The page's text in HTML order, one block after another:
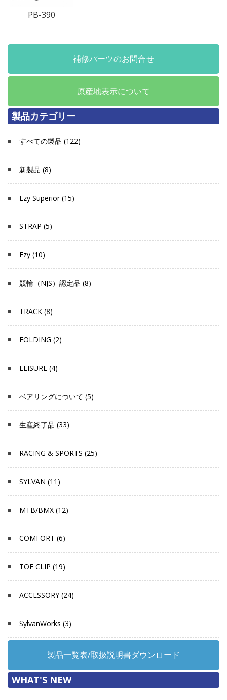
PB-390
補修パーツのお問合せ
原産地表示について
製品カテゴリー
すべての製品 (122)
新製品 (8)
Ezy Superior (15)
STRAP (5)
Ezy (10)
競輪（NJS）認定品 (8)
TRACK (8)
FOLDING (2)
LEISURE (4)
ベアリングについて (5)
生産終了品 (33)
RACING & SPORTS (25)
SYLVAN (11)
MTB/BMX (12)
COMFORT (6)
TOE CLIP (19)
ACCESSORY (24)
SylvanWorks (3)
製品一覧表/取扱説明書ダウンロード
WHAT'S NEW